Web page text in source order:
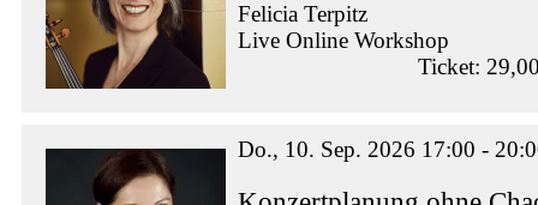
Felicia Terpitz
Live Online Workshop
Ticket:
Do., 10. Sep. 2026 17:00 -